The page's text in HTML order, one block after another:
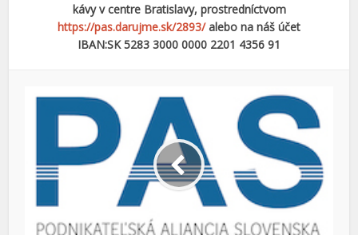
kávy v centre Bratislavy, prostredníctvom
https://pas.darujme.sk/2893/alebo na náš účet
IBAN:SK 5283 3000 0000 2201 4356 91